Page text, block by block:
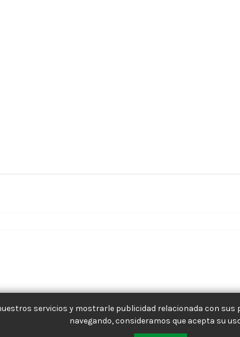
servicios y mostrarle publicidad relacionada con sus
navegando, consideramos que acepta su